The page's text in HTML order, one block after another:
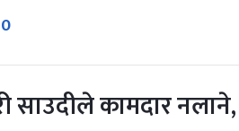
0
साउदीले कामदार